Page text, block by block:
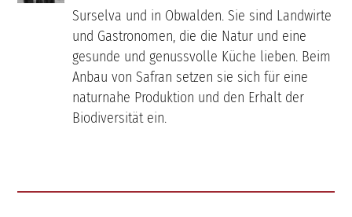
Surselva und in Obwalden. Sie sind Landwirte
und Gastronomen, die die Natur und eine
gesunde und genussvolle Küche lieben. Beim
Anbau von Safran setzen sie sich für eine
naturnahe Produktion und den Erhalt der
Biodiversität ein.